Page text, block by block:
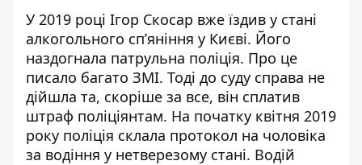
У 2019 році Ігор Скосар вже їздив у стані
алкогольного сп’яніння у Києві. Його
наздогнала патрульна поліція. Про це
писало багато ЗМІ. Тоді до суду справа не
дійшла та, скоріше за все, він сплатив
штраф поліціянтам. На початку квітня 2019
року поліція склала протокол на чоловіка
за водіння у нетверезому стані. Водій